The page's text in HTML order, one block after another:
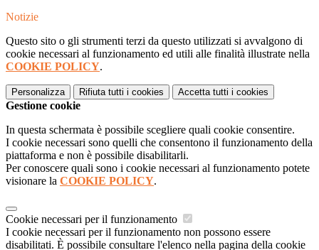
Notizie
Questo sito o gli strumenti terzi da questo utilizzati si avvalgono di
cookie necessari al funzionamento ed utili alle finalità illustrate nella
COOKIE POLICY.
Personalizza Rifiuta tutti i cookies Accetta tutti i cookies
Gestione cookie
In questa schermata è possibile scegliere quali cookie consentire.
I cookie necessari sono quelli che consentono il funzionamento della
piattaforma e non è possibile disabilitarli.
Per conoscere quali sono i cookie necessari al funzionamento potete
visionare la COOKIE POLICY.
Cookie necessari per il funzionamento
I cookie necessari per il funzionamento non possono essere
disabilitati. È possibile consultare l'elenco nella pagina della cookie